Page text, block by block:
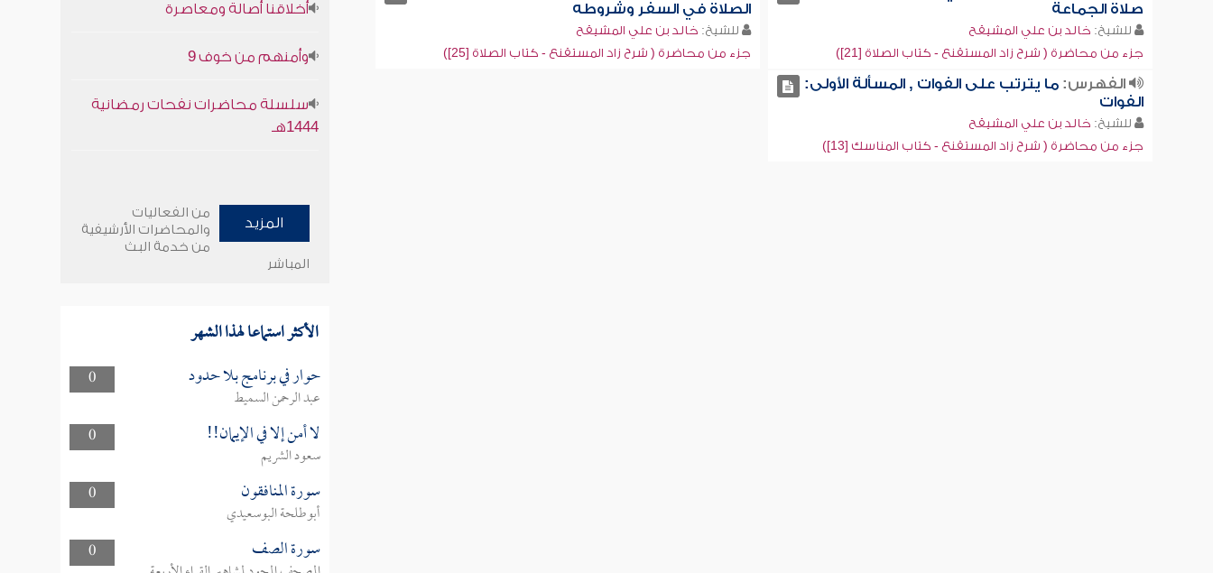
صلاة الجماعة
للشيخ: خالد بن علي المشيقح
جزء من محاضرة ( شرح زاد المستقنع - كتاب الصلاة [21])
الصلاة في السفر وشروطه
للشيخ: خالد بن علي المشيقح
جزء من محاضرة ( شرح زاد المستقنع - كتاب الصلاة [25])
الفهرس:ما يترتب على الفوات , المسألة الأولى:
الفوات
للشيخ: خالد بن علي المشيقح
جزء من محاضرة ( شرح زاد المستقنع - كتاب المناسك [13])
أخلاقنا أصالة ومعاصرة
وأمنهم من خوف 9
سلسلة محاضرات نفحات رمضانية
1444هـ
المزيد
من الفعاليات
والمحاضرات الأرشيفية
من خدمة البث
المباشر
الأكثر استماعا لهذا الشهر
0 حوار في برنامج بلا حدود
عبد الرحمن السميط
0
لا أمن إلا في الإيمان!!
سعود الشريم
0
سورة المنافقون
أبوطلحة البوسعيدي
0
سورة الصف